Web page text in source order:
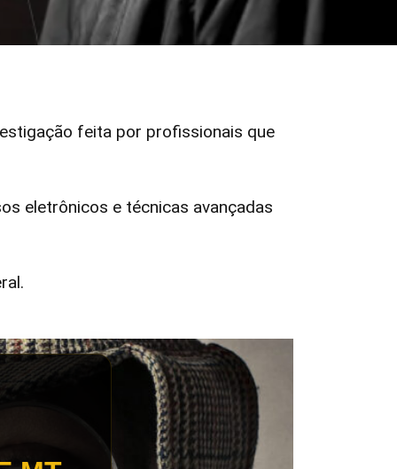
feita por profissionais que
eletrônicos e técnicas avançadas